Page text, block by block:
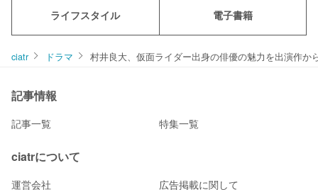
ライフスタイル 電子書籍
ciatr ドラマ 村井良大、仮面ライダー出身の俳優の魅力を出演作か
記事情報
記事一覧 特集一覧
ciatrについて
運営会社
広告掲載に関して